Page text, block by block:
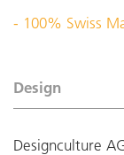
- 100% Swiss
Design
Designculture